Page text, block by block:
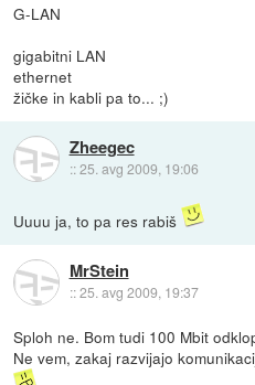
G-LAN
gigabitni LAN
ethernet
žičke in kabli pa to... ;)
Zheegec
::25. avg 2009, 19:06
Uuuu ja, to pa res rabiš
MrStein
::25. avg 2009, 19:37
Sploh ne. Bom tudi 100 Mbit
Ne vem, zakaj razvijajo